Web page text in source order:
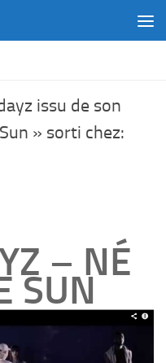
issu de son
» sorti chez:
– NÉ
SUN